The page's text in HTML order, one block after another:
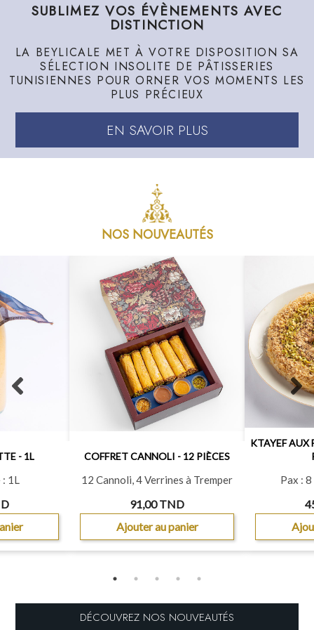
SUBLIMEZ VOS ÉVÈNEMENTS AVEC
DISTINCTION
LA BEYLICALE MET À VOTRE DISPOSITION SA
SÉLECTION INSOLITE DE PÂTISSERIES
TUNISIENNES POUR ORNER VOS MOMENTS LES
PLUS PRÉCIEUX
EN SAVOIR PLUS
NOS NOUVEAUTÉS
Previous
- 1L
1L
COFFRET CANNOLI - 12 PIÈCES
12 Cannoli, 4 Verrines à Tremper
91,00 TND
Ajouter au panier
KTAYEF AUX
Pax :
DÉCOUVREZ NOS NOUVEAUTÉS